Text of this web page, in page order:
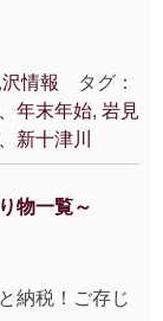
情報
タグ：
年末年始, 岩見
新十津川
物一覧～
納税！ご存じ